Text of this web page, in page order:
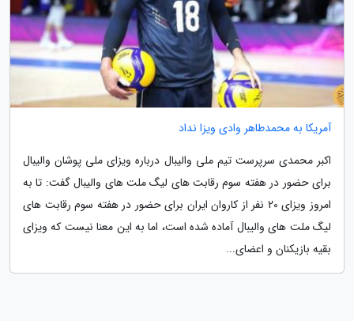
آمریکا به محمدطاهر وادی ویزا نداد
اکبر محمدی سرپرست تیم ملی والیبال درباره ویزای ملی پوشان والیبال
برای حضور در هفته سوم رقابت های لیگ ملت های والیبال گفت: تا به
امروز ویزای 20 نفر از کاروان ایران برای حضور در هفته سوم رقابت های
لیگ ملت های والیبال آماده شده است، اما به این معنا نیست که ویزای
بقیه بازیکنان و اعضای...